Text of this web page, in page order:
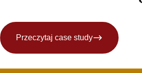
Przeczytaj case study